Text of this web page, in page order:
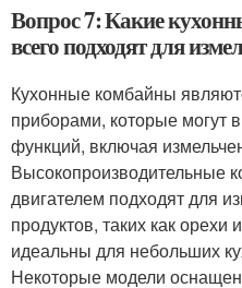
Вопрос 7: Какие
всего подходят для
Кухонные комбайны
приборами, которые могут
функций, включая
Высокопроизводительные
двигателем подходят для
продуктов, таких как
идеальны для небольших
Некоторые модели